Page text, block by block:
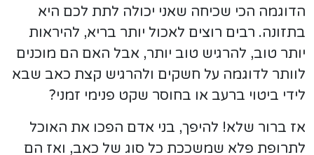
הדוגמה הכי שכיחה שאני יכולה לתת לכם היא
בתזונה. רבים רוצים לאכול יותר בריא, להיראות
יותר טוב, להרגיש טוב יותר, אבל האם הם מוכנים
לוותר לדוגמה על חשקים ולהרגיש קצת כאב שבא
לידי ביטוי ברעב או בחוסר שקט פנימי זמני?
אז ברור שלא! להיפך, בני אדם הפכו את האוכל
לתרופת פלא שמשככת כל סוג של כאב, ואז הם